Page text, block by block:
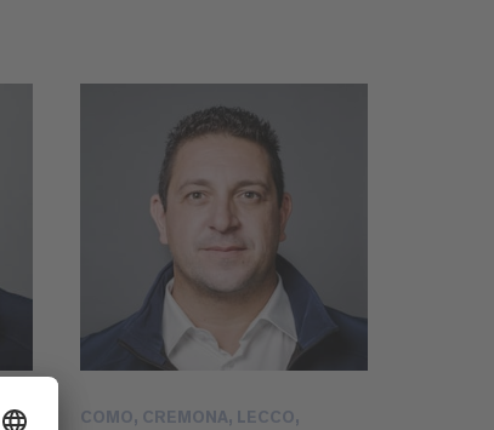
COMO, CREMONA, LECCO,